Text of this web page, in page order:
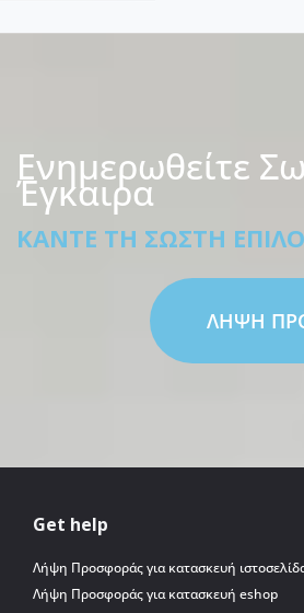
Ενημερωθείτε
Έγκαιρα
ΚΆΝΤΕ ΤΗ ΣΩΣΤΉ
ΛΗΨΗ
Get help
Λήψη Προσφοράς για κατασκευή
Λήψη Προσφοράς για κατασκευή eshop